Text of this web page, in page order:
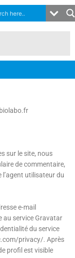
sur le site, nous
de commentaire,
l’agent utilisateur du
e-mail
au service Gravatar
du service
privacy/. Après
profil est visible